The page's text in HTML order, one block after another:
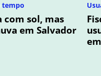
tempo
com sol, mas
em Salvador